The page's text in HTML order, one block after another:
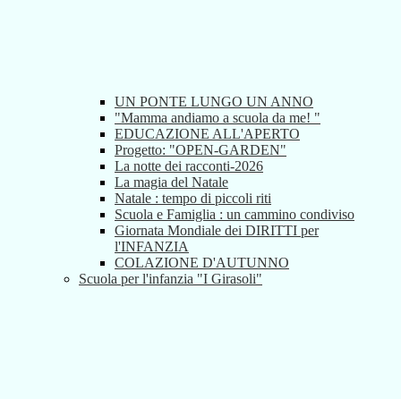
UN PONTE LUNGO UN ANNO
"Mamma andiamo a scuola da me! "
EDUCAZIONE ALL'APERTO
Progetto: "OPEN-GARDEN"
La notte dei racconti-2026
La magia del Natale
Natale : tempo di piccoli riti
Scuola e Famiglia : un cammino condiviso
Giornata Mondiale dei DIRITTI per
l'INFANZIA
COLAZIONE D'AUTUNNO
Scuola per l'infanzia "I Girasoli"